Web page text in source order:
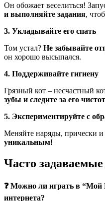
Он обожает веселиться!
и выполняйте задания,
3. Укладывайте его спать
Том устал? Не забывайте
он хорошо высыпался.
4. Поддерживайте гигиену
Грязный кот – несчастный
зубы и следите за его
5. Экспериментируйте с
Меняйте наряды, прически
уникальным!
Часто
❓ Можно ли играть в “Мой
интернета?